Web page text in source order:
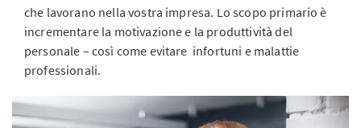
che lavorano nella vostra impresa. Lo scopo primario è
incrementare la motivazione e la produttività del
personale – così come evitare infortuni e malattie
professionali.